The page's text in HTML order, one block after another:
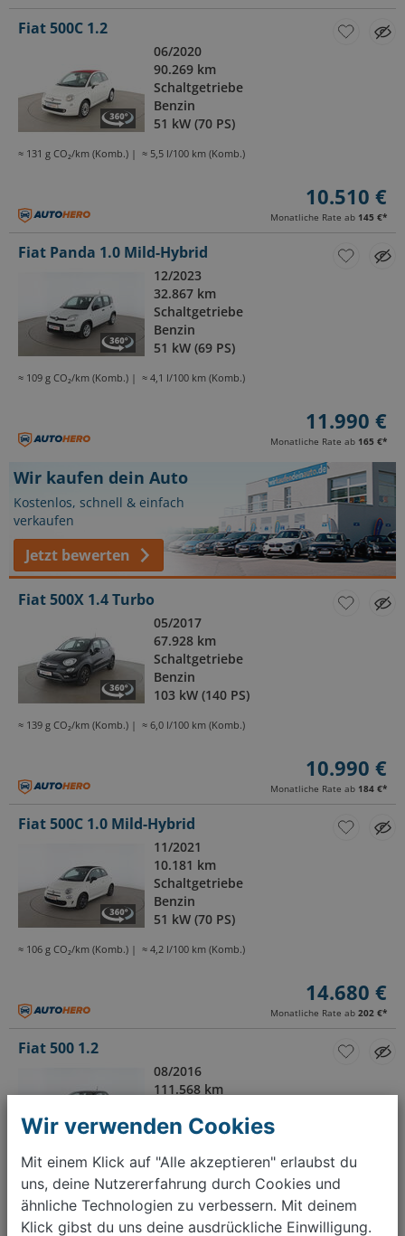
Fiat 500C 1.2
06/2020
90.269 km
Schaltgetriebe
Benzin
51 kW (70 PS)
≈ 131 g CO₂/km (Komb.) ≈ 5,5 l/100 km (Komb.)
10.510 €
Monatliche Rate ab 145 €*
Fiat Panda 1.0 Mild-Hybrid
12/2023
32.867 km
Schaltgetriebe
Benzin
51 kW (69 PS)
≈ 109 g CO₂/km (Komb.) ≈ 4,1 l/100 km (Komb.)
11.990 €
Monatliche Rate ab 165 €*
Wir kaufen dein Auto
Kostenlos, schnell & einfach
verkaufen
Jetzt bewerten
Fiat 500X 1.4 Turbo
05/2017
67.928 km
Schaltgetriebe
Benzin
103 kW (140 PS)
≈ 139 g CO₂/km (Komb.) ≈ 6,0 l/100 km (Komb.)
10.990 €
Monatliche Rate ab 184 €*
Fiat 500C 1.0 Mild-Hybrid
11/2021
10.181 km
Schaltgetriebe
Benzin
51 kW (70 PS)
≈ 106 g CO₂/km (Komb.) ≈ 4,2 l/100 km (Komb.)
14.680 €
Monatliche Rate ab 202 €*
Fiat 500 1.2
08/2016
111.568 km
Benzin
≈ 5,1 l/100 km (Komb.)
8.100 €
Wir verwenden Cookies
Mit einem Klick auf "Alle akzeptieren" erlaubst du
uns, deine Nutzererfahrung durch Cookies und
ähnliche Technologien zu verbessern. Mit deinem
Klick gibst du uns deine ausdrückliche Einwilligung.